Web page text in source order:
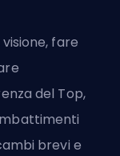
fare
del Top,
brevi e